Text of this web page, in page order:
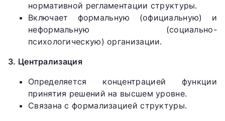
нормативной регламентации структуры.
Включает формальную (официальную) и
неформальную (социально-
психологическую) организации.
3. Централизация
Определяется концентрацией функции
принятия решений на высшем уровне.
Связана с формализацией структуры.